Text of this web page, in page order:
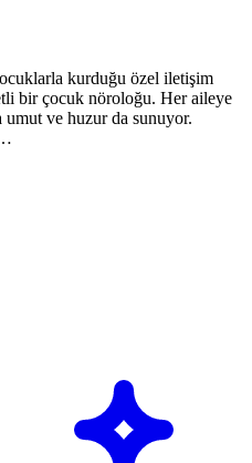
kurduğu özel iletişim
bir çocuk nöroloğu. Her aileye
umut ve huzur da sunuyor.